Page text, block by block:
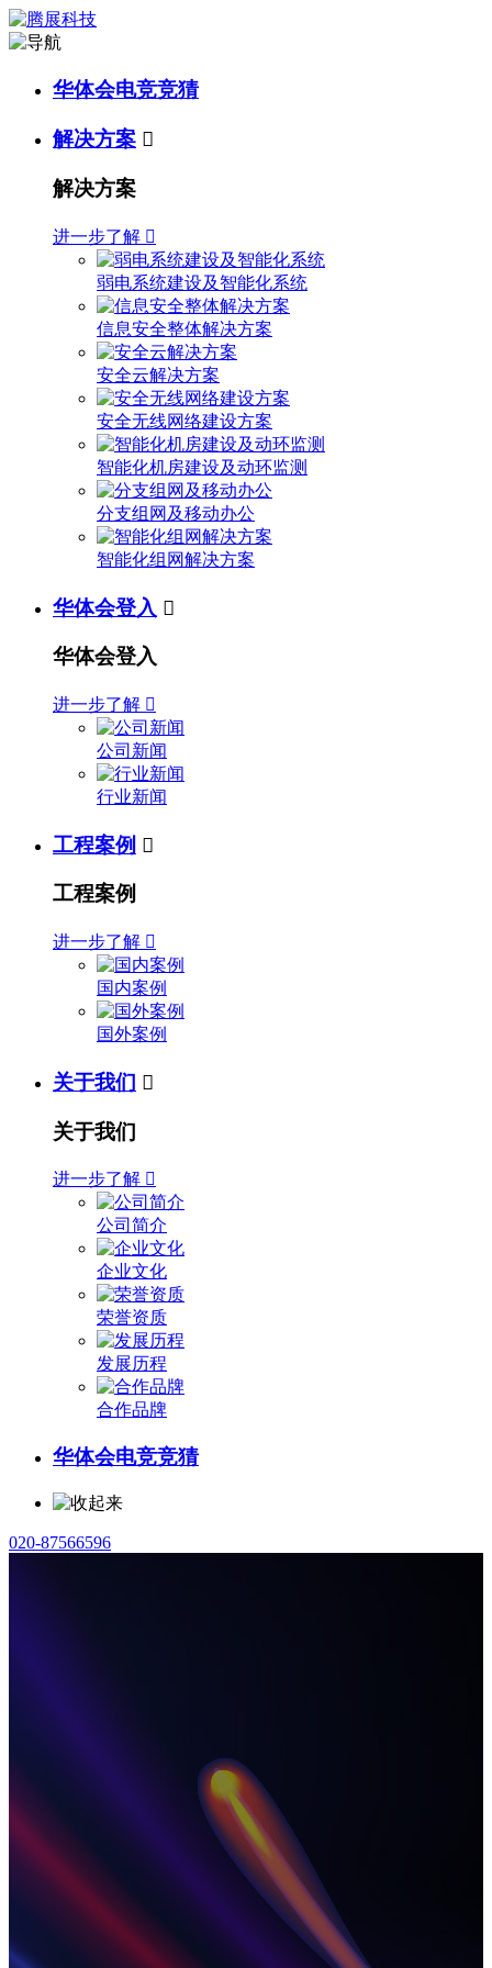
华体会电竞竞猜
解决方案 
解决方案
进一步了解 
弱电系统建设及智能化系统
信息安全整体解决方案
安全云解决方案
安全无线网络建设方案
智能化机房建设及动环监测
分支组网及移动办公
智能化组网解决方案
华体会登入 
华体会登入
进一步了解 
公司新闻
行业新闻
工程案例 
工程案例
进一步了解 
国内案例
国外案例
关于我们 
关于我们
进一步了解 
公司简介
企业文化
荣誉资质
发展历程
合作品牌
华体会电竞竞猜
020-87566596